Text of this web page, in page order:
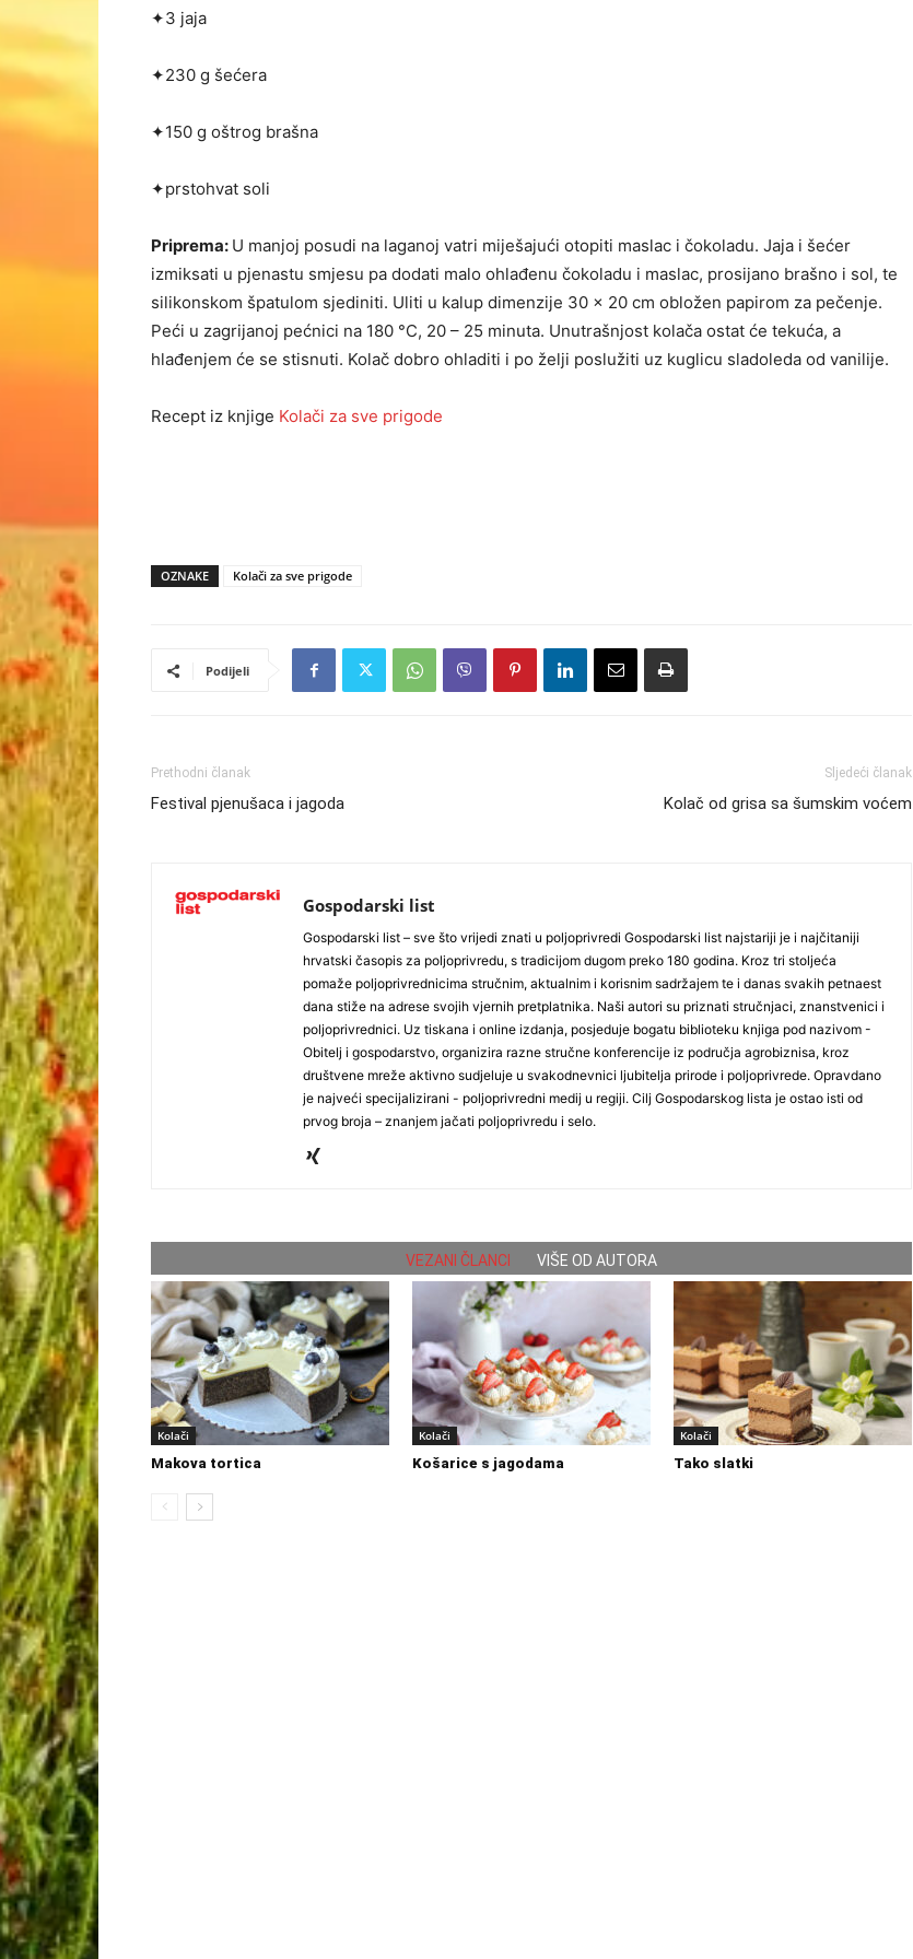
✦3 jaja
✦230 g šećera
✦150 g oštrog brašna
✦prstohvat soli
Priprema: U manjoj posudi na laganoj vatri miješa­jući otopiti maslac i čokoladu. Jaja i šećer
izmiksati u pjenastu smjesu pa dodati malo ohlađenu čoko­ladu i maslac, prosijano brašno i sol, te
silikonskom špatulom sjediniti. Uliti u kalup dimenzije 30 x 20 cm obložen papirom za pečenje.
Peći u zagrijanoj pećnici na 180 °C, 20 – 25 minuta. Unutrašnjost kola­ča ostat će tekuća, a
hlađenjem će se stisnuti. Kolač dobro ohladiti i po želji poslužiti uz kuglicu sladole­da od vanilije.
Recept iz knjige Kolači za sve prigode
OZNAKE Kolači za sve prigode
Podijeli
Prethodni članak
Festival pjenušaca i jagoda
Sljedeći članak
Kolač od grisa sa šumskim voćem
Gospodarski list
Gospodarski list – sve što vrijedi znati u poljoprivredi Gospodarski list najstariji je i najčitaniji
hrvatski časopis za poljoprivredu, s tradicijom dugom preko 180 godina. Kroz tri stoljeća
pomaže poljoprivrednicima stručnim, aktualnim i korisnim sadržajem te i danas svakih petnaest
dana stiže na adrese svojih vjernih pretplatnika. Naši autori su priznati stručnjaci, znanstvenici i
poljoprivrednici. Uz tiskana i online izdanja, posjeduje bogatu biblioteku knjiga pod nazivom -
Obitelj i gospodarstvo, organizira razne stručne konferencije iz područja agrobiznisa, kroz
društvene mreže aktivno sudjeluje u svakodnevnici ljubitelja prirode i poljoprivrede. Opravdano
je najveći specijalizirani - poljoprivredni medij u regiji. Cilj Gospodarskog lista je ostao isti od
prvog broja – znanjem jačati poljoprivredu i selo.
VEZANI ČLANCI VIŠE OD AUTORA
Kolači
Makova tortica
Kolači
Košarice s jagodama
Kolači
Tako slatki